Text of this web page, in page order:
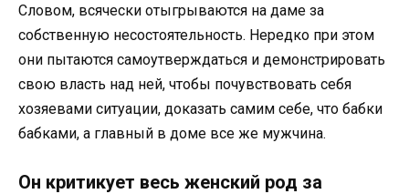
Словом, всячески отыгрываются на даме за
собственную несостоятельность. Нередко при этом
они пытаются самоутверждаться и демонстрировать
свою власть над ней, чтобы почувствовать себя
хозяевами ситуации, доказать самим себе, что бабки
бабками, а главный в доме все же мужчина.
Он критикует весь женский род за